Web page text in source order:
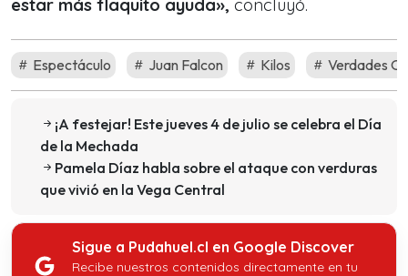
estar más flaquito ayuda», concluyó.
Espectáculo Juan Falcon Kilos Verdades
¡A festejar! Este jueves 4 de julio se celebra el Día
de la Mechada
Pamela Díaz habla sobre el ataque con verduras
que vivió en la Vega Central
Sigue a Pudahuel.cl en Google Discover
Recibe nuestros contenidos directamente en tu